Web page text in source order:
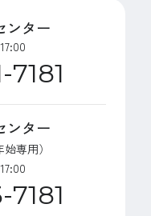
ンター
ンター
専用）